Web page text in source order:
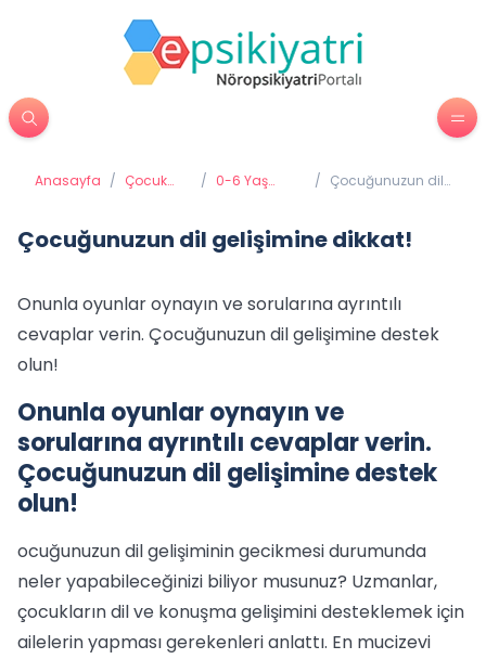
Anasayfa / Çocuk
/ 0-6 Yaş
/ Çocuğunuzun dil
Çocuğunuzun dil gelişimine dikkat!
Onunla oyunlar oynayın ve sorularına ayrıntılı
cevaplar verin. Çocuğunuzun dil gelişimine destek
olun!
Onunla oyunlar oynayın ve
sorularına ayrıntılı cevaplar verin.
Çocuğunuzun dil gelişimine destek
olun!
ocuğunuzun dil gelişiminin gecikmesi durumunda
neler yapabileceğinizi biliyor musunuz? Uzmanlar,
çocukların dil ve konuşma gelişimini desteklemek için
ailelerin yapması gerekenleri anlattı. En mucizevi